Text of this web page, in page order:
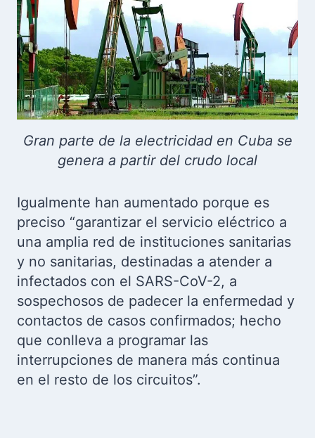
Gran parte de la electricidad en Cuba se
genera a partir del crudo local
Igualmente han aumentado porque es
preciso “garantizar el servicio eléctrico a
una amplia red de instituciones sanitarias
y no sanitarias, destinadas a atender a
infectados con el SARS-CoV-2, a
sospechosos de padecer la enfermedad y
contactos de casos confirmados; hecho
que conlleva a programar las
interrupciones de manera más continua
en el resto de los circuitos”.